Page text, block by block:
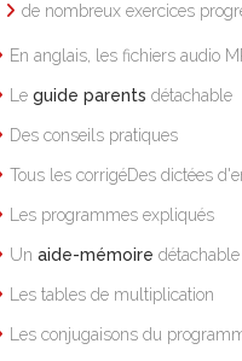
de nombreux exercices
En anglais, les fichiers audio
Le guide parents détachable
Des conseils pratiques
Tous les corrigéDes dictées
Les programmes expliqués
Un aide-mémoire détachable
Les tables de multiplication
Les conjugaisons du